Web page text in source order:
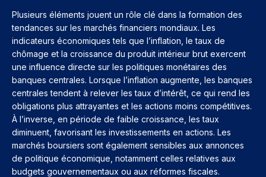
Plusieurs éléments jouent un rôle clé dans la formation des
tendances sur les marchés financiers mondiaux. Les
indicateurs économiques tels que l’inflation, le taux de
chômage et la croissance du produit intérieur brut exercent
une influence directe sur les politiques monétaires des
banques centrales. Lorsque l’inflation augmente, les banques
centrales tendent à relever les taux d’intérêt, ce qui rend les
obligations plus attrayantes et les actions moins compétitives.
À l’inverse, en période de faible croissance, les taux
diminuent, favorisant les investissements en actions. Les
marchés boursiers sont également sensibles aux annonces
de politique économique, notamment celles relatives aux
budgets gouvernementaux ou aux réformes fiscales.